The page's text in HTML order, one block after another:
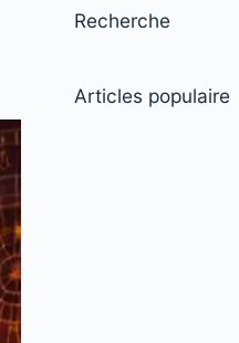
Recherche
Articles populaire